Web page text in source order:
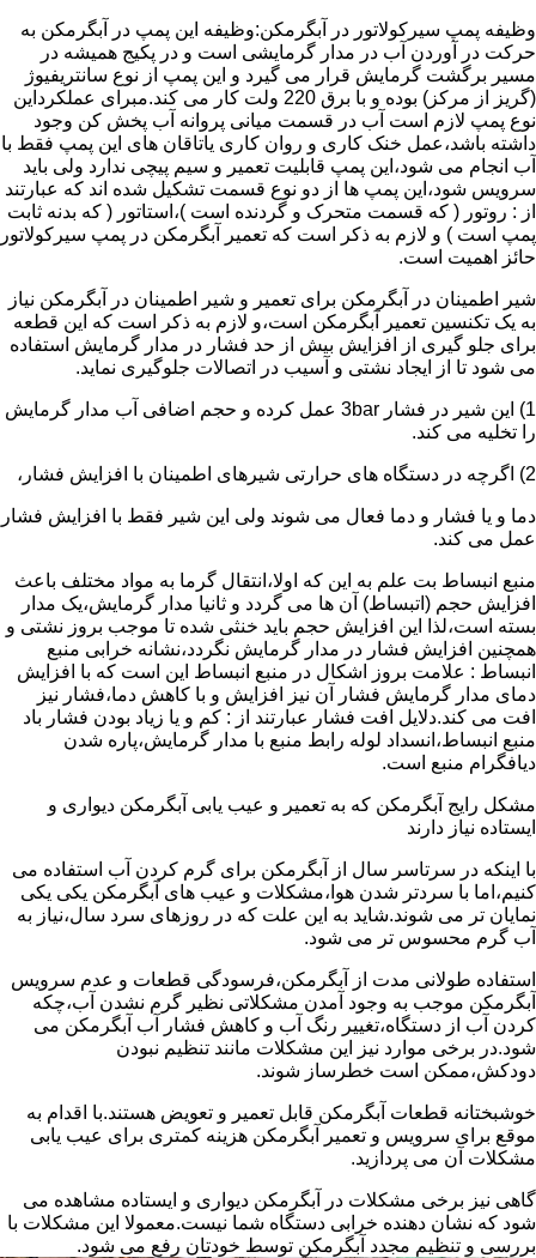
وظیفه پمپ سیرکولاتور در آبگرمکن:وظیفه این پمپ در آبگرمکن به
حرکت در آوردن آب در مدار گرمایشی است و در پکیج همیشه در
مسیر برگشت گرمایش قرار می گیرد و این پمپ از نوع سانتریفیوژ
(گریز از مرکز) بوده و با برق 220 ولت کار می کند.مبرای عملکرداین
نوع پمپ لازم است آب در قسمت میانی پروانه آب پخش کن وجود
داشته باشد،عمل خنک کاری و روان کاری یاتاقان های این پمپ فقط با
آب انجام می شود،این پمپ قابلیت تعمیر و سیم پیچی ندارد ولی باید
سرویس شود،این پمپ ها از دو نوع قسمت تشکیل شده اند که عبارتند
از : روتور ( که قسمت متحرک و گردنده است )،استاتور ( که بدنه ثابت
پمپ است ) و لازم به ذکر است که تعمیر آبگرمکن در پمپ سیرکولاتور
حائز اهمیت است.
شیر اطمینان در آبگرمکن برای تعمیر و شیر اطمینان در آبگرمکن نیاز
به یک تکنسین تعمیر آبگرمکن است،و لازم به ذکر است که این قطعه
برای جلو گیری از افزایش بیش از حد فشار در مدار گرمایش استفاده
می شود تا از ایجاد نشتی و آسیب در اتصالات جلوگیری نماید.
1) این شیر در فشار 3bar عمل کرده و حجم اضافی آب مدار گرمایش
را تخلیه می کند.
2) اگرچه در دستگاه های حرارتی شیرهای اطمینان با افزایش فشار،
دما و یا فشار و دما فعال می شوند ولی این شیر فقط با افزایش فشار
عمل می کند.
منبع انبساط بت علم به این که اولا،انتقال گرما به مواد مختلف باعث
افزایش حجم (اتبساط) آن ها می گردد و ثانیا مدار گرمایش،یک مدار
بسته است،لذا این افزایش حجم باید خنثی شده تا موجب بروز نشتی و
همچنین افزایش فشار در مدار گرمایش نگردد،نشانه خرابی منبع
انبساط : علامت بروز اشکال در منبع انبساط این است که با افزایش
دمای مدار گرمایش فشار آن نیز افزایش و با کاهش دما،فشار نیز
افت می کند.دلایل افت فشار عبارتند از : کم و یا زیاد بودن فشار باد
منبع انبساط،انسداد لوله رابط منبع با مدار گرمایش،پاره شدن
دیافگرام منبع است.
مشکل رایج آبگرمکن که به تعمیر و عیب یابی آبگرمکن دیواری و
ایستاده نیاز دارند
با اینکه در سرتاسر سال از آبگرمکن برای گرم کردن آب استفاده می
کنیم،اما با سردتر شدن هوا،مشکلات و عیب های آبگرمکن یکی یکی
نمایان تر می شوند.شاید به این علت که در روزهای سرد سال،نیاز به
آب گرم محسوس تر می شود.
استفاده طولانی مدت از آبگرمکن،فرسودگی قطعات و عدم سرویس
آبگرمکن موجب به وجود آمدن مشکلاتی نظیر گرم نشدن آب،چکه
کردن آب از دستگاه،تغییر رنگ آب و کاهش فشار آب آبگرمکن می
شود.در برخی موارد نیز این مشکلات مانند تنظیم نبودن
دودکش،ممکن است خطرساز شوند.
خوشبختانه قطعات آبگرمکن قابل تعمیر و تعویض هستند.با اقدام به
موقع برای سرویس و تعمیر آبگرمکن هزینه کمتری برای عیب یابی
مشکلات آن می پردازید.
گاهی نیز برخی مشکلات در آبگرمکن دیواری و ایستاده مشاهده می
شود که نشان دهنده خرابی دستگاه شما نیست.معمولا این مشکلات با
بررسی و تنظیم مجدد آبگرمکن توسط خودتان رفع می شود.